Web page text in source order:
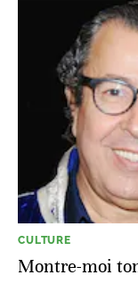
CULTURE
Montre-moi